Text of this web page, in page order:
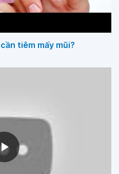
tiêm mấy mũi?